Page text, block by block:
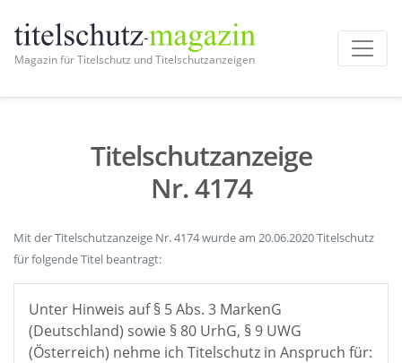
Magazin für Titelschutz und Titelschutzanzeigen
Titelschutzanzeige
Nr. 4174
Mit der Titelschutzanzeige Nr. 4174 wurde am 20.06.2020 Titelschutz
für folgende Titel beantragt:
Unter Hinweis auf § 5 Abs. 3 MarkenG
(Deutschland) sowie § 80 UrhG, § 9 UWG
(Österreich) nehme ich Titelschutz in Anspruch für: